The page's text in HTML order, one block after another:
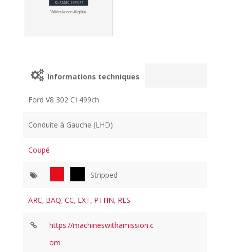
Véhicule non éligible.
Informations techniques
Ford V8 302 CI 499ch
Conduite à Gauche (LHD)
Coupé
Stripped
ARC, BAQ, CC, EXT, PTHN, RES
https://machineswithamission.c
om